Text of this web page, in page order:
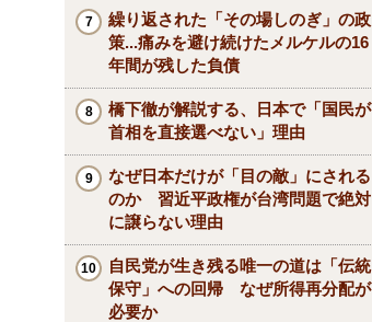
繰り返された「その場しのぎ」の政
策...痛みを避け続けたメルケルの16
年間が残した負債
橋下徹が解説する、日本で「国民が
首相を直接選べない」理由
なぜ日本だけが「目の敵」にされる
のか 習近平政権が台湾問題で絶対
に譲らない理由
自民党が生き残る唯一の道は「伝統
保守」への回帰 なぜ所得再分配が
必要か